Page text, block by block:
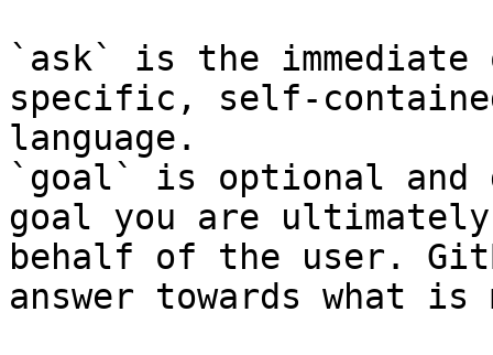
`ask` is the
specific, self-
language.
`goal` is optional and
goal you are
behalf of the user.
answer towards what